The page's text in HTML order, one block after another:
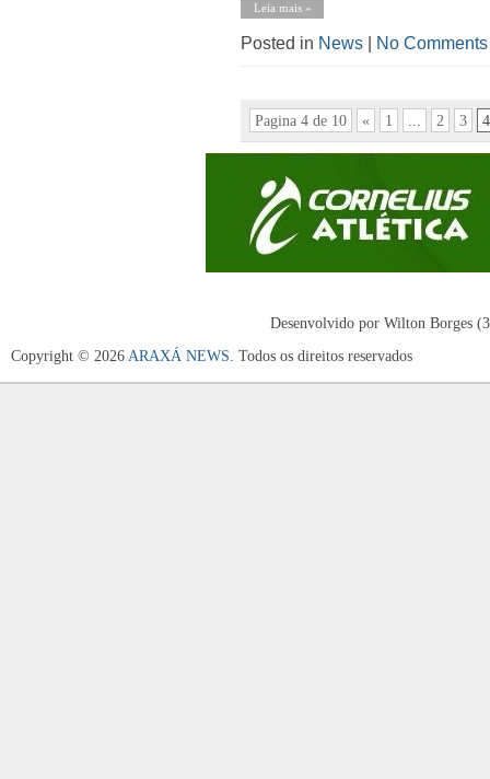
Leia mais »
Posted in News No
Pagina 4 de 10 « 1 ... 2 3 4
Desenvolvido por Wilton Borges
Copyright © 2026 ARAXÁ NEWS. Todos os direitos reservados